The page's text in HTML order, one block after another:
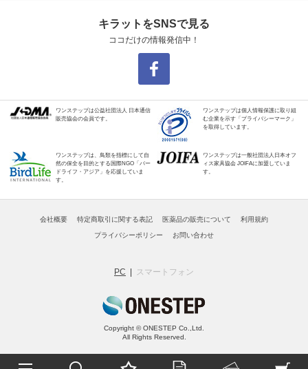
キラットをSNSで見る
ココだけの情報発信中！
ワンステップは公益社団法人 日本通信
販売協会の会員です。
ワンステップは個人情報保護に取り組
む企業を示す「プライバシーマーク」
を取得しています。
ワンステップは、鳥類を指標にして自
然の保全を目的とする国際NGO「バー
ドライフ・アジア」を応援していま
す。
ワンステップは一般社団法人日本オフ
ィス家具協会 JOIFAに加盟していま
す。
会社概要 特定商取引に関する表記 医薬品の販売について 利用規約
プライバシーポリシー お問い合わせ
PC スマートフォン
Copyright © ONESTEP Co.,Ltd.
All Rights Reserved.